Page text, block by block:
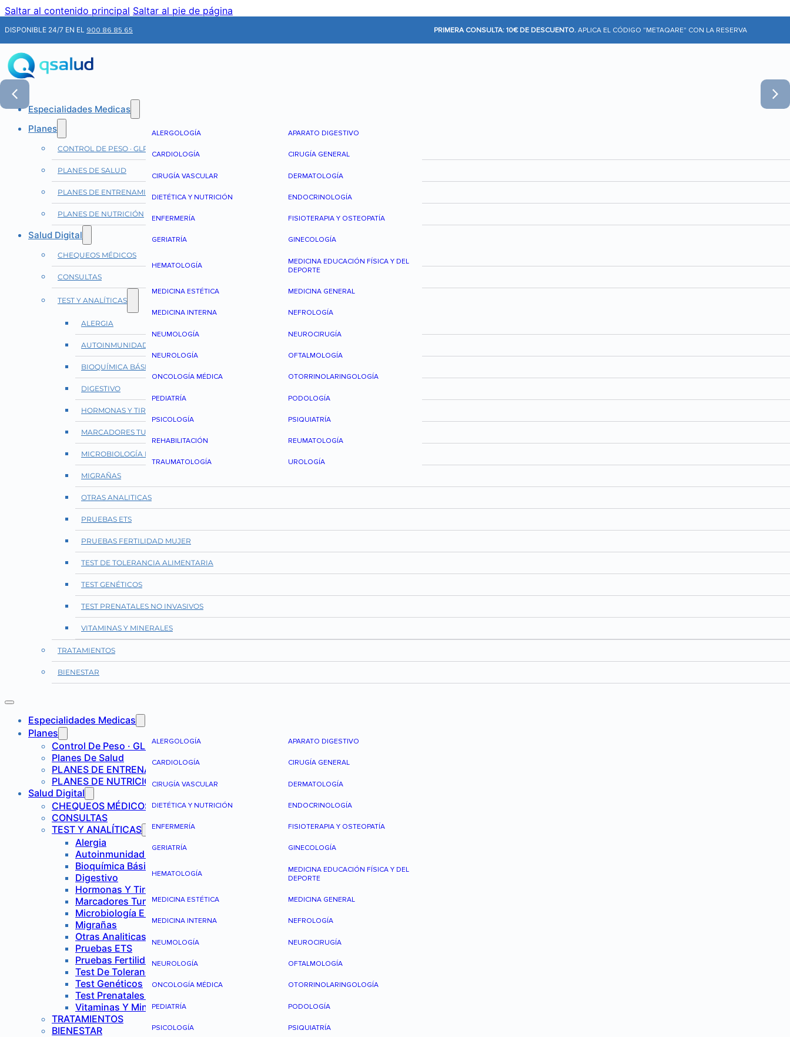
Saltar al contenido principal Saltar al pie de página
DISPONIBLE 24/7 EN EL 900 86 85 65 PRIMERA CONSULTA: 10€ DE DESCUENTO. APLICA EL CÓDIGO "METAQARE" CON LA RESERVA
Especialidades Medicas
ALERGOLOGÍA APARATO DIGESTIVO
CARDIOLOGÍA CIRUGÍA GENERAL
CIRUGÍA VASCULAR DERMATOLOGÍA
DIETÉTICA Y NUTRICIÓN ENDOCRINOLOGÍA
ENFERMERÍA FISIOTERAPIA Y OSTEOPATÍA
GERIATRÍA GINECOLOGÍA
HEMATOLOGÍA
MEDICINA EDUCACIÓN FÍSICA Y DEL
DEPORTE
MEDICINA ESTÉTICA MEDICINA GENERAL
MEDICINA INTERNA NEFROLOGÍA
NEUMOLOGÍA NEUROCIRUGÍA
NEUROLOGÍA OFTALMOLOGÍA
ONCOLOGÍA MÉDICA OTORRINOLARINGOLOGÍA
PEDIATRÍA PODOLOGÍA
PSICOLOGÍA PSIQUIATRÍA
REHABILITACIÓN REUMATOLOGÍA
TRAUMATOLOGÍA UROLOGÍA
Planes
CONTROL DE PESO · GLP-1
PLANES DE SALUD
PLANES DE ENTRENAMIENTO
PLANES DE NUTRICIÓN
Salud Digital
CHEQUEOS MÉDICOS
CONSULTAS
TEST Y ANALÍTICAS
ALERGIA
AUTOINMUNIDAD Y REUMATOLOGÍA
BIOQUÍMICA BÁSICA
DIGESTIVO
HORMONAS Y TIROIDES
MARCADORES TUMORALES
MICROBIOLOGÍA E INFECCIONES
MIGRAÑAS
OTRAS ANALITICAS
PRUEBAS ETS
PRUEBAS FERTILIDAD MUJER
TEST DE TOLERANCIA ALIMENTARIA
TEST GENÉTICOS
TEST PRENATALES NO INVASIVOS
VITAMINAS Y MINERALES
TRATAMIENTOS
BIENESTAR
Especialidades Medicas
ALERGOLOGÍA APARATO DIGESTIVO
CARDIOLOGÍA CIRUGÍA GENERAL
CIRUGÍA VASCULAR DERMATOLOGÍA
DIETÉTICA Y NUTRICIÓN ENDOCRINOLOGÍA
ENFERMERÍA FISIOTERAPIA Y OSTEOPATÍA
GERIATRÍA GINECOLOGÍA
HEMATOLOGÍA
MEDICINA EDUCACIÓN FÍSICA Y DEL
DEPORTE
MEDICINA ESTÉTICA MEDICINA GENERAL
MEDICINA INTERNA NEFROLOGÍA
NEUMOLOGÍA NEUROCIRUGÍA
NEUROLOGÍA OFTALMOLOGÍA
ONCOLOGÍA MÉDICA OTORRINOLARINGOLOGÍA
PEDIATRÍA PODOLOGÍA
PSICOLOGÍA PSIQUIATRÍA
Planes
Control De Peso · GLP-1
Planes De Salud
PLANES DE ENTRENAMIENTO
PLANES DE NUTRICIÓN
Salud Digital
CHEQUEOS MÉDICOS
CONSULTAS
TEST Y ANALÍTICAS
Alergia
Autoinmunidad Y Reumatología
Bioquímica Básica
Digestivo
Hormonas Y Tiroides
Marcadores Tumorales
Microbiología E Infecciones
Migrañas
Otras Analiticas
Pruebas ETS
Pruebas Fertilidad Mujer
Test De Tolerancia Alimentaria
Test Genéticos
Test Prenatales No Invasivos
Vitaminas Y Minerales
TRATAMIENTOS
BIENESTAR